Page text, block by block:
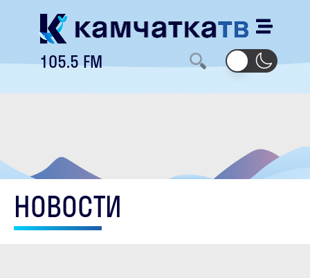
105.5 FM
НОВОСТИ